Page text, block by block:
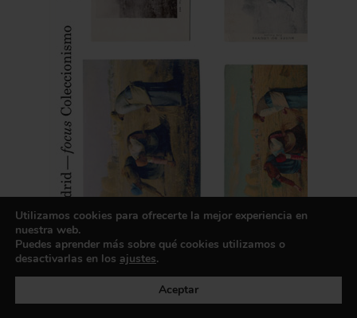
Utilizamos cookies para ofrecerte la mejor experiencia en
nuestra web.
Puedes aprender más sobre qué cookies utilizamos o
desactivarlas en los ajustes.
Aceptar